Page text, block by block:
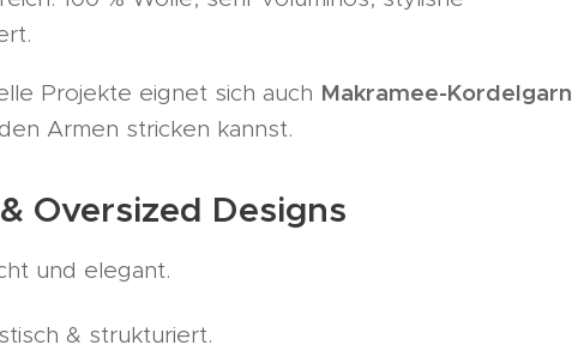
Projekte eignet sich auch Makramee-Kordelgarn
Armen stricken kannst.
Oversized Designs
und elegant.
& strukturiert.